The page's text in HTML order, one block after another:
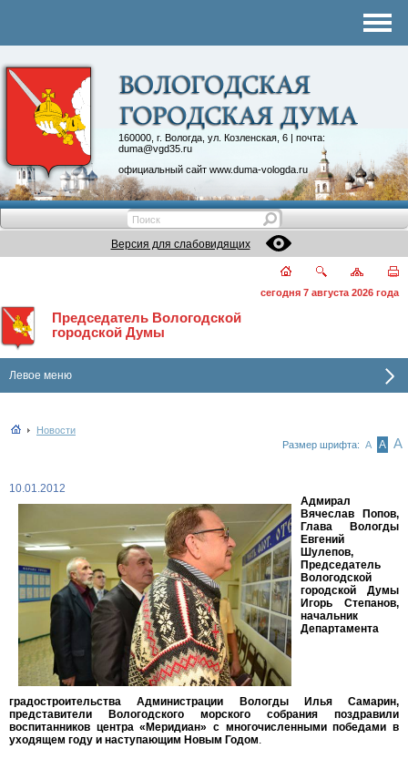
160000, г. Вологда, ул. Козленская, 6 | почта:
duma@vgd35.ru
официальный сайт www.duma-vologda.ru
Контакты
Депутатские объединения
Версия для слабовидящих
сегодня 7 августа 2026 года
Председатель Вологодской
городской Думы
Левое меню
Новости
Размер шрифта: А А А
10.01.2012
Адмирал
Вячеслав Попов,
Глава Вологды
Евгений
Шулепов,
Председатель
Вологодской
городской Думы
Игорь Степанов,
начальник
Департамента
градостроительства Администрации Вологды Илья Самарин,
представители Вологодского морского собрания поздравили
воспитанников центра «Меридиан» с многочисленными победами в
уходящем году и наступающим Новым Годом.